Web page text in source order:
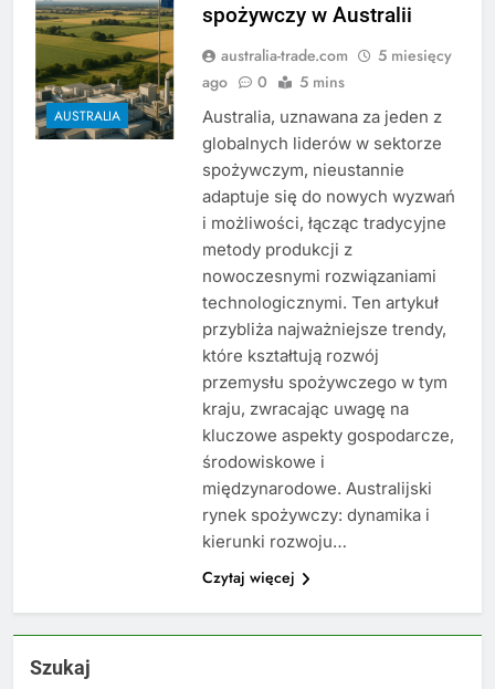
AUSTRALIA
spożywczy w Australii
australia-trade.com
5 miesięcy
ago
0 5 mins
Australia, uznawana za jeden z
globalnych liderów w sektorze
spożywczym, nieustannie
adaptuje się do nowych wyzwań
i możliwości, łącząc tradycyjne
metody produkcji z
nowoczesnymi rozwiązaniami
technologicznymi. Ten artykuł
przybliża najważniejsze trendy,
które kształtują rozwój
przemysłu spożywczego w tym
kraju, zwracając uwagę na
kluczowe aspekty gospodarcze,
środowiskowe i
międzynarodowe. Australijski
rynek spożywczy: dynamika i
kierunki rozwoju…
Czytaj więcej
Szukaj